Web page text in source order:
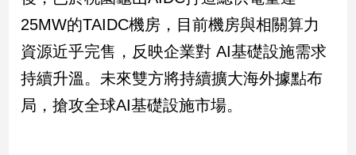
時
尚
追
星
25MW的TAIDC機房，目前機房與相關算力
資源近乎完售，反映企業對 AI基礎設施需求
持續升溫。未來雙方將持續擴大海外據點布
局，搶攻全球AI基礎設施市場。